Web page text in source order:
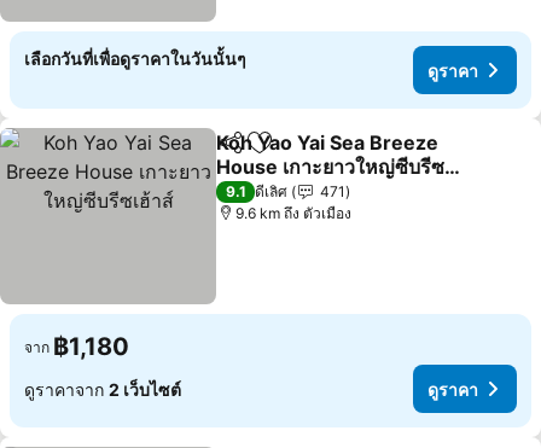
เลือกวันที่เพื่อดูราคาในวันนั้นๆ
ดูราคา
แชร์ เพิ่มในรายการโปรด
Koh Yao Yai Sea Breeze
House เกาะยาวใหญ่ซีบรีซ
เฮ้าส์
ดูราคา
9.1 ดีเลิศ
471
9.6 km ถึง ตัวเมือง
จาก ฿1,180
ดูราคาจาก 2 เว็บไซต์ ดูราคา